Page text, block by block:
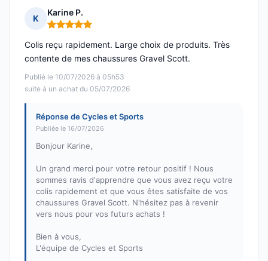
K
Karine P.
Note : 5 sur 5
Publié le 10/07/2026 à 05h53
suite à un achat du 05/07/2026
Colis reçu rapidement. Large choix de produits. Très
contente de mes chaussures Gravel Scott.
Réponse de Cycles et Sports
Publiée le 16/07/2026
Bonjour Karine,
Un grand merci pour votre retour positif ! Nous
sommes ravis d'apprendre que vous avez reçu votre
colis rapidement et que vous êtes satisfaite de vos
chaussures Gravel Scott. N'hésitez pas à revenir
vers nous pour vos futurs achats !
Bien à vous,
L'équipe de Cycles et Sports